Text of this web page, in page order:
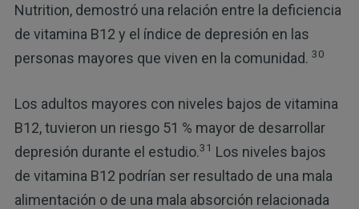
Nutrition, demostró una relación entre la deficiencia
de vitamina B12 y el índice de depresión en las
personas mayores que viven en la comunidad. 30
Los adultos mayores con niveles bajos de vitamina
B12, tuvieron un riesgo 51 % mayor de desarrollar
depresión durante el estudio.31 Los niveles bajos
de vitamina B12 podrían ser resultado de una mala
alimentación o de una mala absorción relacionada